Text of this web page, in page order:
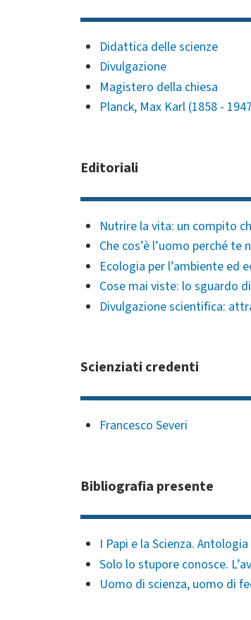
Didattica delle scienze
Divulgazione
Magistero della chiesa
Planck, Max Karl (1858 -
Editoriali
Nutrire la vita: un compito
Che cos’è l’uomo perché
Ecologia per l’ambiente ed
Cose mai viste: lo sguardo
Divulgazione scientifica:
Scienziati credenti
Francesco Severi
Bibliografia presente
I Papi e la Scienza.
Solo lo stupore conosce.
Uomo di scienza, uomo di